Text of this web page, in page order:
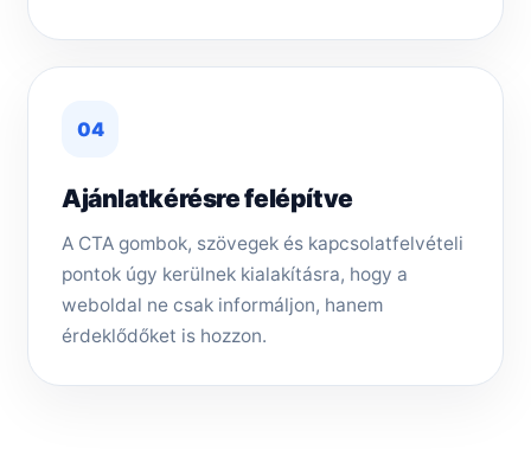
04
Ajánlatkérésre felépítve
A CTA gombok, szövegek és kapcsolatfelvételi
pontok úgy kerülnek kialakításra, hogy a
weboldal ne csak informáljon, hanem
érdeklődőket is hozzon.